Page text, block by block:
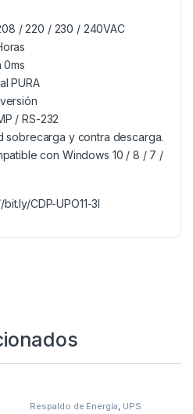
/ 220 / 230 / 240VAC
0ms
PURA
/ RS-232
sobrecarga y contra descarga.
con Windows 10 / 8 / 7 /
CDP-UPO11-3I
Respaldo de Energía, UPS